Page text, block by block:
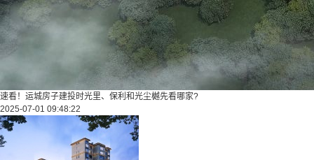
速看！运城房子建投时光里、保利和光尘樾先看哪家?
2025-07-01 09:48:22